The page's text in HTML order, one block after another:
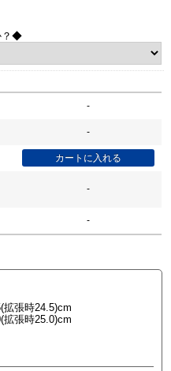
？◆
-
-
-
-
拡張時24.5)cm
拡張時25.0)cm